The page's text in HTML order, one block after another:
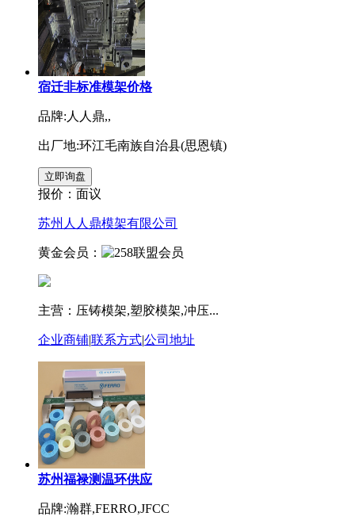
宿迁非标准模架价格
品牌:人人鼎,,
出厂地:环江毛南族自治县(思恩镇)
报价： 面议
苏州人人鼎模架有限公司
黄金会员：
主营：压铸模架,塑胶模架,冲压...
企业商铺|联系方式|公司地址
苏州福禄测温环供应
品牌:瀚群,FERRO,JFCC